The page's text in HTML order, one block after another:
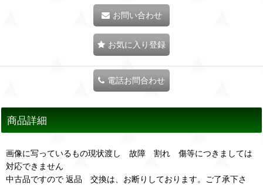
お問い合わせ
お気に入り登録
電話お問合わせ
商品詳細
画像に写っているもの現状渡し 故障 割れ 傷等につきましては
対応できません
中古品ですので 返品 交換は、お断りしております。ご了承下さ